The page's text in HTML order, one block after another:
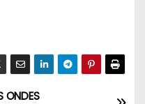
ONDES